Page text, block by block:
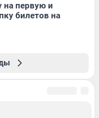
на первую и
билетов на